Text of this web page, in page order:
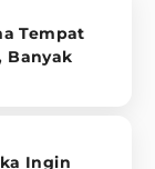
Tempat
Banyak
Ingin